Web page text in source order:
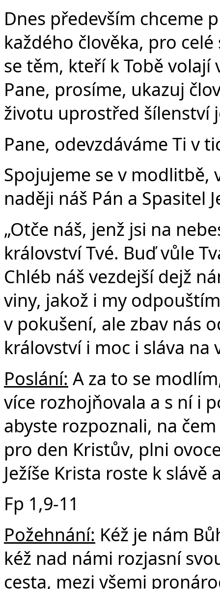
Dnes především chceme
každého člověka, pro
se těm, kteří k Tobě
Pane, prosíme, ukazuj
životu uprostřed šílenství
Pane, odevzdáváme Ti v
Spojujeme se v modlitbě,
naději náš Pán a Spasitel
„Otče náš, jenž jsi na
království Tvé. Buď vůle
Chléb náš vezdejší dejž
viny, jakož i my
v pokušení, ale zbav nás
království i moc i sláva na
Poslání: A za to se
více rozhojňovala a s ní i
abyste rozpoznali, na
pro den Kristův, plni
Ježíše Krista roste k slávě
Fp 1,9-11
Požehnání: Kéž je nám
kéž nad námi rozjasní
cesta, mezi všemi